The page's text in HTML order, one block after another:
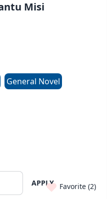
Misi
General Novel
APPLY Favorite (2)